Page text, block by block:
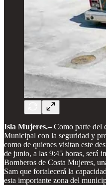
Isla Mujeres.–Como parte del
Municipal con la seguridad y
como de quienes visitan este
de junio, a las 9:45 horas, será
Bomberos de Costa Mujeres,
Sam que fortalecerá la
esta importante zona del